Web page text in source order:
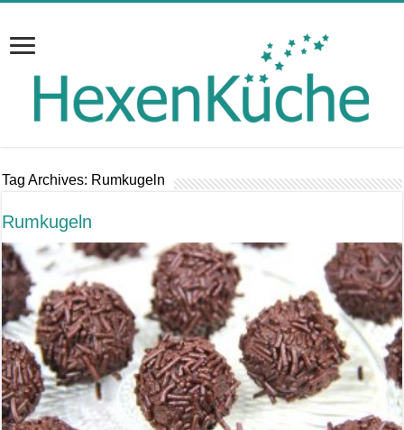
Tag Archives: Rumkugeln
Rumkugeln